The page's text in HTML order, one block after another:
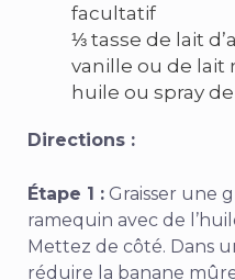
facultatif
⅓ tasse de lait
vanille ou de lait
huile ou spray
Directions :
Étape 1 : Graisser une
ramequin avec de
Mettez de côté. Dans
réduire la banane